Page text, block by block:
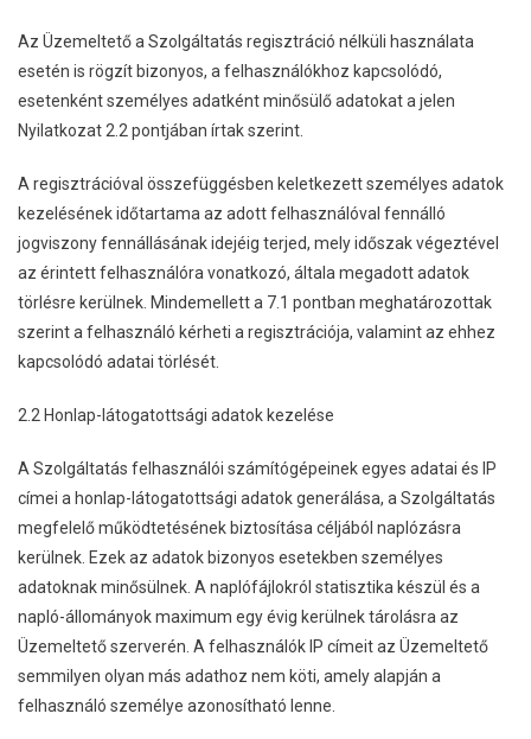
Az Üzemeltető a Szolgáltatás regisztráció nélküli használata
esetén is rögzít bizonyos, a felhasználókhoz kapcsolódó,
esetenként személyes adatként minősülő adatokat a jelen
Nyilatkozat 2.2 pontjában írtak szerint.
A regisztrációval összefüggésben keletkezett személyes adatok
kezelésének időtartama az adott felhasználóval fennálló
jogviszony fennállásának idejéig terjed, mely időszak végeztével
az érintett felhasználóra vonatkozó, általa megadott adatok
törlésre kerülnek. Mindemellett a 7.1 pontban meghatározottak
szerint a felhasználó kérheti a regisztrációja, valamint az ehhez
kapcsolódó adatai törlését.
2.2 Honlap-látogatottsági adatok kezelése
A Szolgáltatás felhasználói számítógépeinek egyes adatai és IP
címei a honlap-látogatottsági adatok generálása, a Szolgáltatás
megfelelő működtetésének biztosítása céljából naplózásra
kerülnek. Ezek az adatok bizonyos esetekben személyes
adatoknak minősülnek. A naplófájlokról statisztika készül és a
napló-állományok maximum egy évig kerülnek tárolásra az
Üzemeltető szerverén. A felhasználók IP címeit az Üzemeltető
semmilyen olyan más adathoz nem köti, amely alapján a
felhasználó személye azonosítható lenne.